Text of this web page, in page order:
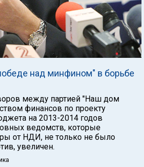
над минфином" в борьбе
между партией "Наш дом
финансов по проекту
на 2013-2014 годов
ведомств, которые
от НДИ, не только не было
увеличен.